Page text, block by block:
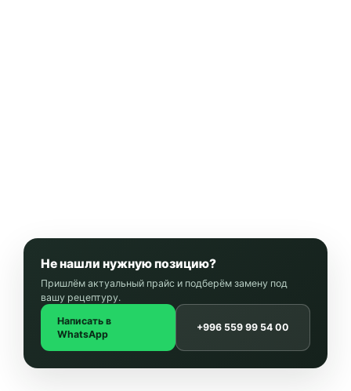
Не нашли нужную позицию?
Пришлём актуальный прайс и подберём замену под
вашу рецептуру.
Написать в
WhatsApp
+996 559 99 54 00